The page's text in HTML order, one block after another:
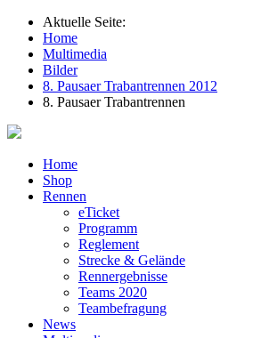
Aktuelle Seite:
Home
Multimedia
Bilder
8. Pausaer Trabantrennen 2012
8. Pausaer Trabantrennen
Home
Shop
Rennen
eTicket
Programm
Reglement
Strecke & Gelände
Rennergebnisse
Teams 2020
Teambefragung
News